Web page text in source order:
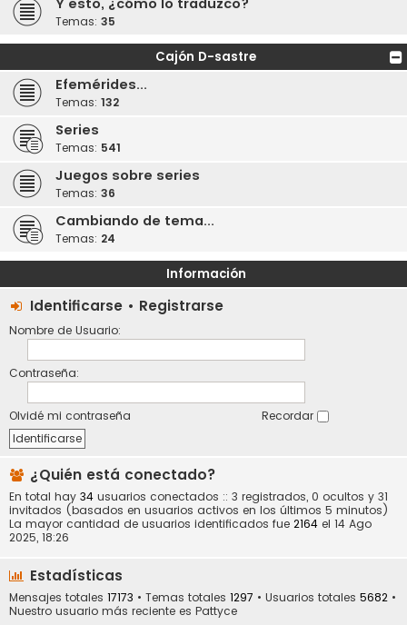
Y esto, ¿cómo lo traduzco?
Temas: 35
Cajón D-sastre
Efemérides...
Temas: 132
Series
Temas: 541
Juegos sobre series
Temas: 36
Cambiando de tema...
Temas: 24
Información
Identificarse • Registrarse
Nombre de Usuario:
Contraseña:
Olvidé mi contraseña Recordar
¿Quién está conectado?
En total hay 34 usuarios conectados :: 3 registrados, 0 ocultos y 31
invitados (basados en usuarios activos en los últimos 5 minutos)
La mayor cantidad de usuarios identificados fue 2164 el 14 Ago
2025, 18:26
Estadísticas
Mensajes totales 17173 • Temas totales 1297 • Usuarios totales 5682 •
Nuestro usuario más reciente es Pattyce